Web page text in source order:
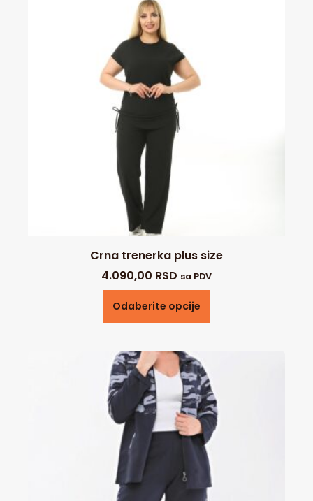
Crna trenerka plus size
4.090,00 RSD sa PDV
Odaberite opcije